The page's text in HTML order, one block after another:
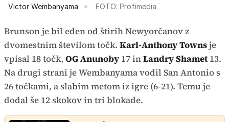
Victor Wembanyama FOTO: Profimedia
Brunson je bil eden od štirih Newyorčanov z
dvomestnim številom točk. Karl-Anthony Townsje
vpisal 18 točk, OG Anunoby 17 inLandry Shamet13.
Na drugi strani je Wembanyama vodil San Antonio s
26 točkami, a slabim metom iz igre (6-21). Temu je
dodal še 12 skokov in tri blokade.